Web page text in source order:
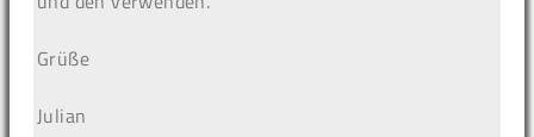
Grüße
Julian